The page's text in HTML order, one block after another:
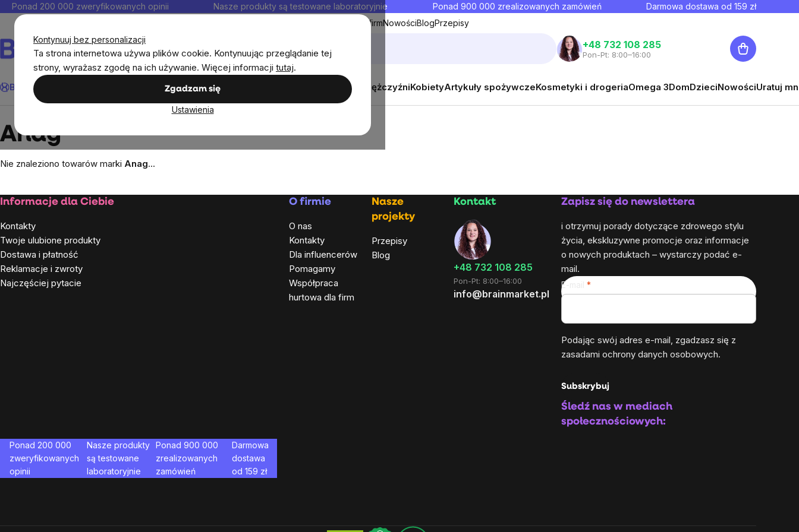
Kontynuuj bez personalizacji
Ta strona internetowa używa plików cookie. Kontynuując przeglądanie tej
strony, wyrażasz zgodę na ich używanie. Więcej informacji tutaj.
Zgadzam się
Ustawienia
Przejść
Ponad 200 000 zweryfikowanych opinii Nasze produkty są testowane laboratoryjnie Ponad 900 000 zrealizowanych zamówień Darmowa dostawa od 159 zł
Współpraca hurtowa dla firmNowościBlogPrzepisy
Szukaj
+48 732 108 285
Pon-Pt: 8:00–16:00
Koszyk
BrainMax® PromocjaCeleSuplementy diety Zestawy promocyjne MężczyźniKobietyArtykuły spożywczeKosmetyki i drogeriaOmega 3DomDzieciNowościUratuj
Anag
Nie znaleziono towarów marki Anag...
Stopka
Informacje dla Ciebie
Kontakty
Twoje ulubione produkty
Dostawa i płatność
Reklamacje i zwroty
Najczęściej pytacie
O firmie
O nas
Kontakty
Dla influencerów
Pomagamy
Współpraca
hurtowa dla firm
Nasze
projekty
Przepisy
Blog
Kontakt
+48 732 108 285
Pon-Pt: 8:00–16:00
info@brainmarket.pl
Zapisz się do newslettera
i otrzymuj porady dotyczące zdrowego stylu
życia, ekskluzywne promocje oraz informacje
o nowych produktach – wystarczy podać e-
mail.
E-mail
Podając swój adres e-mail, zgadzasz się z
zasadami ochrony danych osobowych.
Subskrybuj
Śledź nas w mediach
społecznościowych:
Ponad 200 000
zweryfikowanych
opinii
Nasze produkty
są testowane
laboratoryjnie
Ponad 900 000
zrealizowanych
zamówień
Darmowa
dostawa
od 159 zł